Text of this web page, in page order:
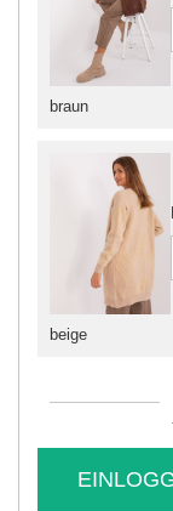
braun
beige